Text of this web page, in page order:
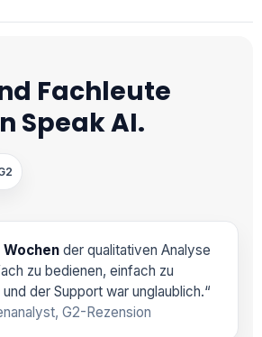
Fachleute
Speak AI.
Wochen der qualitativen Analyse
zu bedienen, einfach zu
der Support war unglaublich.“
G2-Rezension